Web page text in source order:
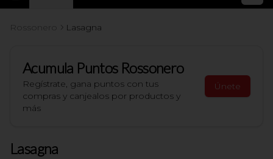
Rossonero Lasagna
Acumula Puntos Rossonero
Regístrate, gana puntos con tus
compras y canjealos por productos y
más
Únete
Lasagna